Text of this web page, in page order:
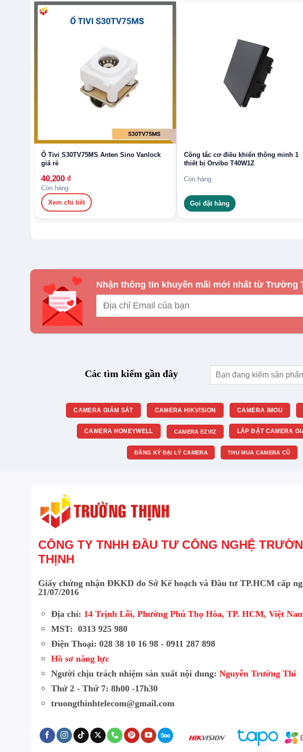
Ổ Tivi S30TV75MS Anten Sino Vanlock
giá rẻ
40,200 ₫
Còn hàng
Xem chi tiết
Công tắc cơ điều khiển thông minh 1
thiết bị Orvibo T40W1Z
Còn hàng
Gọi đặt hàng
Nhận thông tin khuyến mãi mới nhất từ Trường
Các tìm kiếm gần đây
Tìm
CAMERA GIÁM SÁT CAMERA HIKVISION CAMERA IMOU
CAMERA HONEYWELL CAMERA EZVIZ LẮP ĐẶT CAMERA
ĐĂNG KÝ ĐẠI LÝ CAMERA THU MUA CAMERA CŨ
CÔNG TY TNHH ĐẦU TƯ CÔNG NGHỆ
THỊNH
Giấy chứng nhận ĐKKD do Sở Kế hoạch và Đầu tư TP.HCM cấp
21/07/2016
Địa chỉ: 14 Trịnh Lỗi, Phường Phú Thọ Hòa, TP. HCM, Việt
MST: 0313 925 980
Điện Thoại: 028 38 10 16 98 - 0911 287 898
Hồ sơ năng lực
Người chịu trách nhiệm sản xuất nội dung: Nguyễn Trường Thi
Thứ 2 - Thứ 7: 8h00 -17h30
truongthinhtelecom@gmail.com